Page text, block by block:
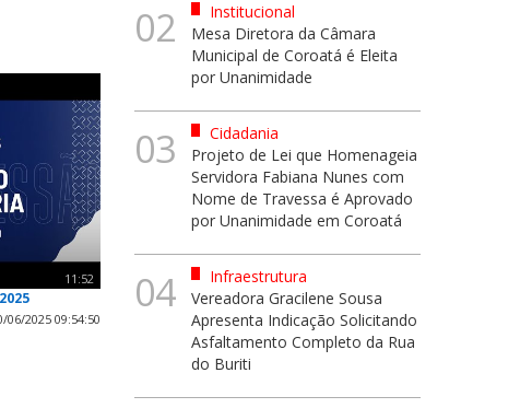
11:52
2025 09:54:50
02
Institucional
Mesa Diretora da Câmara
Municipal de Coroatá é Eleita
por Unanimidade
03
Cidadania
Projeto de Lei que Homenageia
Servidora Fabiana Nunes com
Nome de Travessa é Aprovado
por Unanimidade em Coroatá
04
Infraestrutura
Vereadora Gracilene Sousa
Apresenta Indicação Solicitando
Asfaltamento Completo da Rua
do Buriti